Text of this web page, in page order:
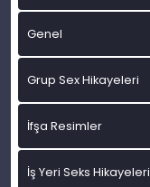
Genel
Grup Sex Hikayeleri
İfşa Resimler
İş Yeri Seks Hikayeleri